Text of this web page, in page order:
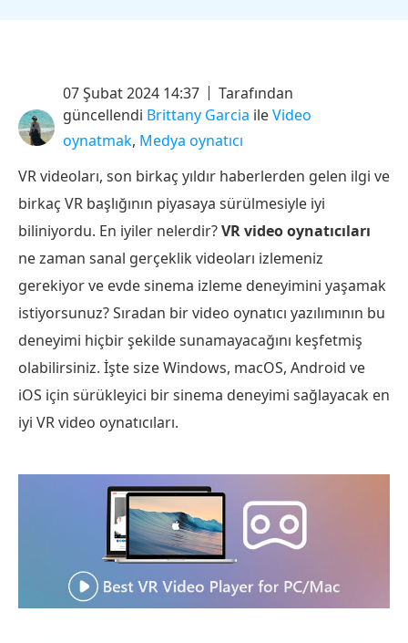
07 Şubat 2024 14:37
Tarafından
güncellendi Brittany Garcia ileVideo
oynatmak, Medya oynatıcı
VR videoları, son birkaç yıldır haberlerden gelen ilgi ve
birkaç VR başlığının piyasaya sürülmesiyle iyi
biliniyordu. En iyiler nelerdir?VR video oynatıcıları
ne zaman sanal gerçeklik videoları izlemeniz
gerekiyor ve evde sinema izleme deneyimini yaşamak
istiyorsunuz? Sıradan bir video oynatıcı yazılımının bu
deneyimi hiçbir şekilde sunamayacağını keşfetmiş
olabilirsiniz. İşte size Windows, macOS, Android ve
iOS için sürükleyici bir sinema deneyimi sağlayacak en
iyi VR video oynatıcıları.